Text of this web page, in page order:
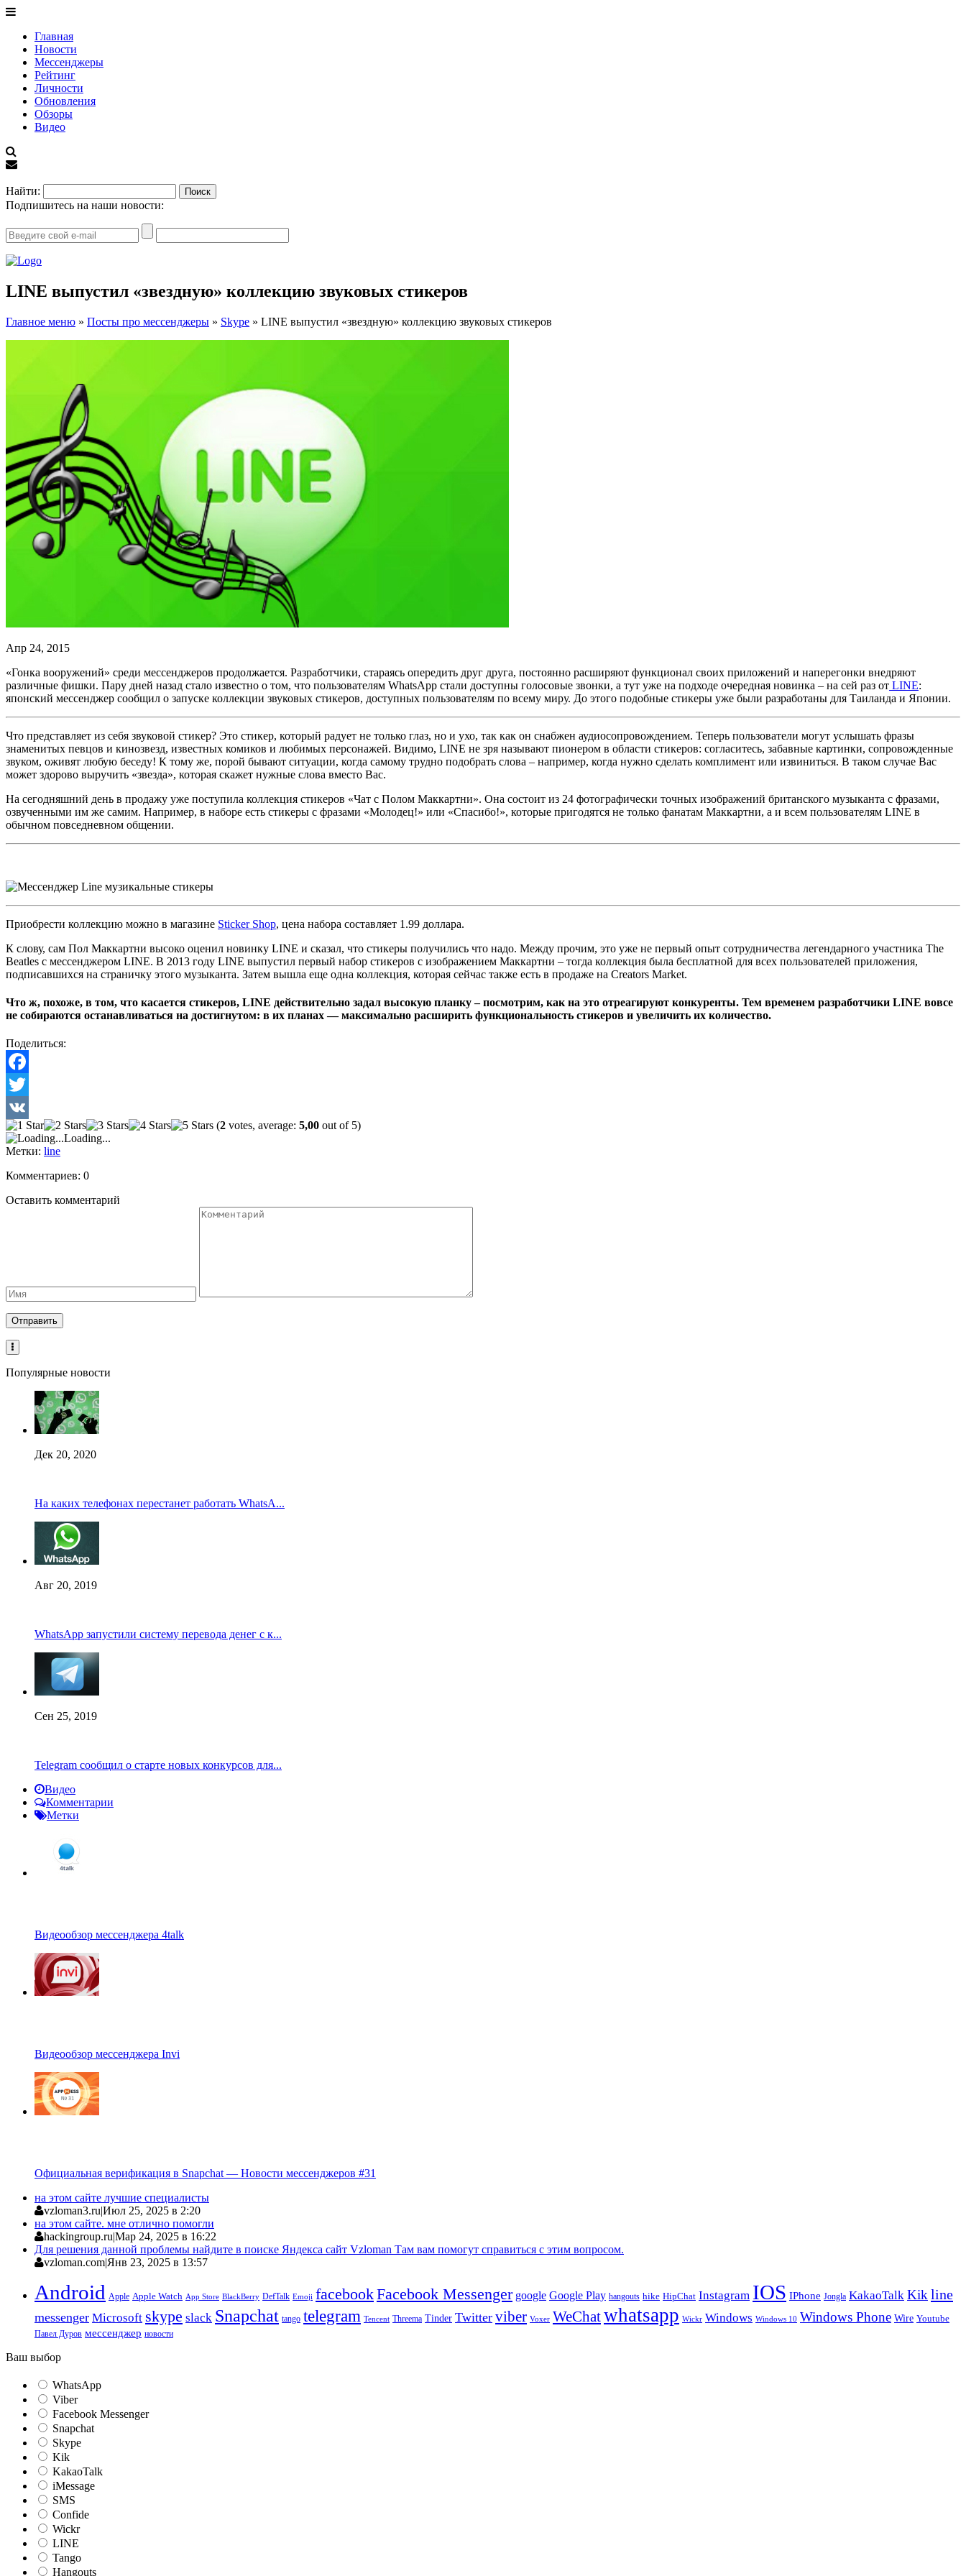
Главная
Новости
Мессенджеры
Рейтинг
Личности
Обновления
Обзоры
Видео
Найти:
Подпишитесь на наши новости:
LINE выпустил «звездную» коллекцию звуковых стикеров
Главное меню » Посты про мессенджеры » Skype » LINE выпустил «звездную» коллекцию звуковых стикеров
Апр 24, 2015
«Гонка вооружений» среди мессенджеров продолжается. Разработчики, стараясь опередить друг друга, постоянно расширяют функционал своих приложений и наперегонки внедряют
различные фишки. Пару дней назад стало известно о том, что пользователям WhatsApp стали доступны голосовые звонки, а тут уже на подходе очередная новинка – на сей раз от LINE:
японский мессенджер сообщил о запуске коллекции звуковых стикеров, доступных пользователям по всему миру. До этого подобные стикеры уже были разработаны для Таиланда и Японии.
Что представляет из себя звуковой стикер? Это стикер, который радует не только глаз, но и ухо, так как он снабжен аудиосопровождением. Теперь пользователи могут услышать фразы
знаменитых певцов и кинозвезд, известных комиков и любимых персонажей. Видимо, LINE не зря называют пионером в области стикеров: согласитесь, забавные картинки, сопровожденные
звуком, оживят любую беседу! К тому же, порой бывают ситуации, когда самому трудно подобрать слова – например, когда нужно сделать комплимент или извиниться. В таком случае Вас
может здорово выручить «звезда», которая скажет нужные слова вместо Вас.
На сегодняшний день в продажу уже поступила коллекция стикеров «Чат с Полом Маккартни». Она состоит из 24 фотографически точных изображений британского музыканта с фразами,
озвученными им же самим. Например, в наборе есть стикеры с фразами «Молодец!» или «Спасибо!», которые пригодятся не только фанатам Маккартни, а и всем пользователям LINE в
обычном повседневном общении.
Приобрести коллекцию можно в магазине Sticker Shop, цена набора составляет 1.99 доллара.
К слову, сам Пол Маккартни высоко оценил новинку LINE и сказал, что стикеры получились что надо. Между прочим, это уже не первый опыт сотрудничества легендарного участника The
Beatles с мессенджером LINE. В 2013 году LINE выпустил первый набор стикеров с изображением Маккартни – тогда коллекция была бесплатной для всех пользователей приложения,
подписавшихся на страничку этого музыканта. Затем вышла еще одна коллекция, которая сейчас также есть в продаже на Creators Market.
Что ж, похоже, в том, что касается стикеров, LINE действительно задал высокую планку – посмотрим, как на это отреагируют конкуренты. Тем временем разработчики LINE вовсе
не собираются останавливаться на достигнутом: в их планах — максимально расширить функциональность стикеров и увеличить их количество.
Поделиться:
Facebook
Twitter
VK
(2 votes, average: 5,00 out of 5)
Loading...
Метки: line
Комментариев: 0
Оставить комментарий
Популярные новости
Дек 20, 2020
На каких телефонах перестанет работать WhatsA...
Авг 20, 2019
WhatsApp запустили систему перевода денег с к...
Сен 25, 2019
Telegram сообщил о старте новых конкурсов для...
Видео
Комментарии
Метки
Видеообзор мессенджера 4talk
Видеообзор мессенджера Invi
Официальная верификация в Snapchat — Новости мессенджеров #31
на этом сайте лучшие специалисты
vzloman3.ru|Июл 25, 2025 в 2:20
на этом сайте. мне отлично помогли
hackingroup.ru|Мар 24, 2025 в 16:22
Для решения данной проблемы найдите в поиске Яндекса сайт Vzloman Там вам помогут справиться с этим вопросом.
vzloman.com|Янв 23, 2025 в 13:57
Android Apple Apple Watch App Store BlackBerry DefTalk Emoji facebookFacebook Messenger google Google Play hangouts hike HipChat Instagram IOS IPhone Jongla KakaoTalk Kikline
messenger Microsoft skype slack Snapchat tango telegram Tencent Threema Tinder Twitter viber Voxer WeChatwhatsapp Wickr Windows Windows 10 Windows Phone Wire Youtube
Павел Дуров мессенджер новости
Ваш выбор
WhatsApp
Viber
Facebook Messenger
Snapchat
Skype
Kik
KakaoTalk
iMessage
SMS
Confide
Wickr
LINE
Tango
Hangouts